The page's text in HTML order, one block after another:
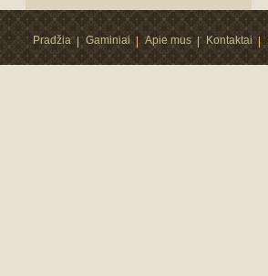
Pradžia Gaminiai Apie mus Kontaktai